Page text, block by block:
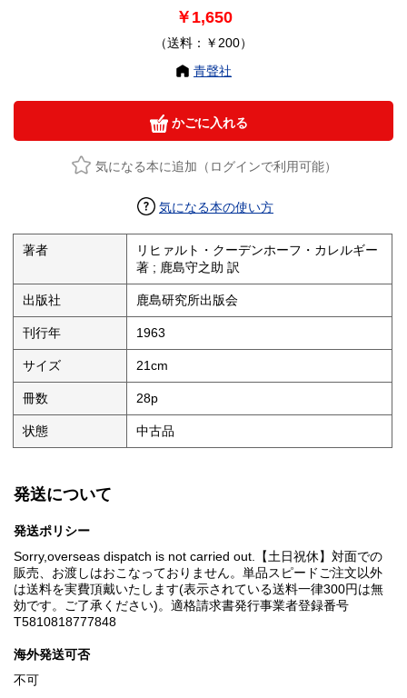
￥1,650
（送料：￥200）
青聲社
かごに入れる
気になる本に追加（ログインで利用可能）
気になる本の使い方
著者
リヒァルト・クーデンホーフ・カレルギー
著 ; 鹿島守之助 訳
出版社 鹿島研究所出版会
刊行年 1963
サイズ 21cm
冊数 28p
状態 中古品
発送について
発送ポリシー
Sorry,overseas dispatch is not carried out.【土日祝休】対面での
販売、お渡しはおこなっておりません。単品スピードご注文以外
は送料を実費頂戴いたします(表示されている送料一律300円は無
効です。ご了承ください)。適格請求書発行事業者登録番号
T5810818777848
海外発送可否
不可